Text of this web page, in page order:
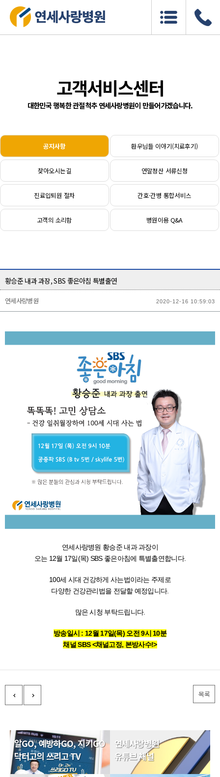
고객서비스센터
대한민국 행복한 관절척추 연세사랑병원이 만들어가겠습니다.
공지사항 환우님들 이야기(치료후기)
찾아오시는길 연말정산 서류신청
진료입퇴원 절차 간호·간병 통합서비스
고객의 소리함 병원이용 Q&A
황승준 내과 과장, SBS 좋은아침 특별출연
연세사랑병원 2020-12-16 10:59:03
연세사랑병원 황승준 내과 과장이
오는 12월 17일(목) SBS 좋은아침에 특별출연합니다.
100세 시대 건강하게 사는법이라는 주제로
다양한 건강관리법을 전달할 예정입니다.
많은 시청 부탁드립니다.
방송일시 : 12월 17일(목) 오전 9시 10분
채널 SBS <채널고정, 본방사수!>
목록
알GO, 예방하GO, 지키GO
닥터고의 쓰리고 TV
연세사랑병원
유튜브 채널